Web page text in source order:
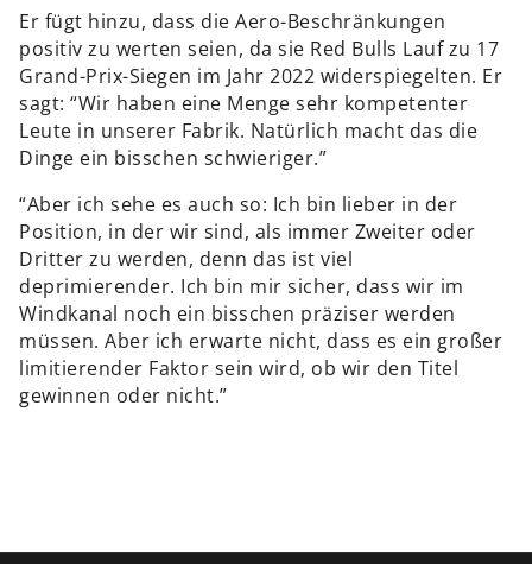
Er fügt hinzu, dass die Aero-Beschränkungen
positiv zu werten seien, da sie Red Bulls Lauf zu 17
Grand-Prix-Siegen im Jahr 2022 widerspiegelten. Er
sagt: “Wir haben eine Menge sehr kompetenter
Leute in unserer Fabrik. Natürlich macht das die
Dinge ein bisschen schwieriger.”
“Aber ich sehe es auch so: Ich bin lieber in der
Position, in der wir sind, als immer Zweiter oder
Dritter zu werden, denn das ist viel
deprimierender. Ich bin mir sicher, dass wir im
Windkanal noch ein bisschen präziser werden
müssen. Aber ich erwarte nicht, dass es ein großer
limitierender Faktor sein wird, ob wir den Titel
gewinnen oder nicht.”